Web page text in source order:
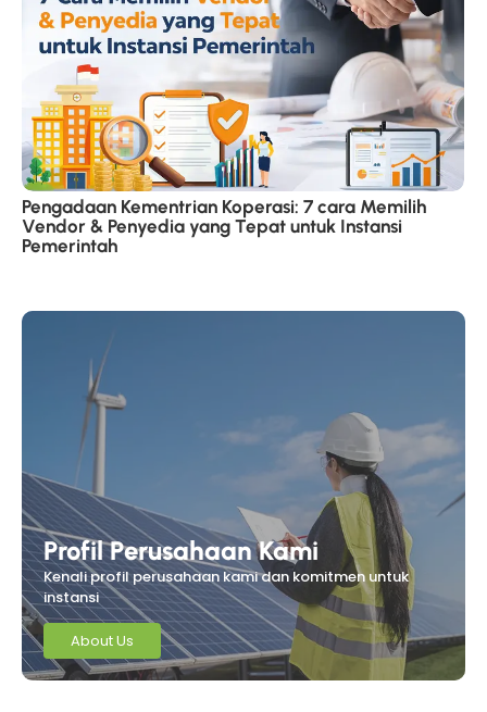
Pengadaan Kementrian Koperasi: 7 cara Memilih
Vendor & Penyedia yang Tepat untuk Instansi
Pemerintah
Profil Perusahaan Kami
Kenali profil perusahaan kami dan komitmen untuk
instansi
About Us